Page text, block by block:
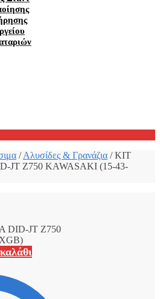
/Αλυσίδες & Γρανάζια /ΚΙΤ
Z750 KAWASAKI (15-43-
DID-JT Z750